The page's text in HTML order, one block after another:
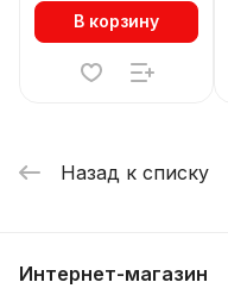
В корзину
Назад к списку
Интернет-магазин